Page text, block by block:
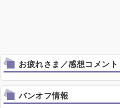
お疲れさま／感想コメント
バンオフ情報